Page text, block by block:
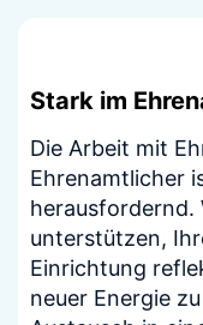
Stark im
Die Arbeit mit
Ehrenamtlicher
herausfordernd.
unterstützen,
Einrichtung
neuer Energie